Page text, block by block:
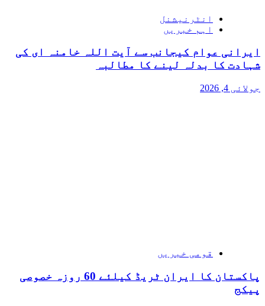
انٹرنیشنل
اہم خبریں
ایرانی عوام کیجانب سے آیت اللہ خامنہ ای کی
شہادت کا بدلہ لینے کا مطالبہ
جولائی 4, 2026
قومی خبریں
پاکستان کا ایران ٹریڈ کیلئے 60 روزہ خصوصی
پیکج